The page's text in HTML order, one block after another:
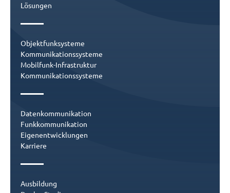
Lösungen
Objektfunksysteme
Kommunikationssysteme
Mobilfunk-Infrastruktur
Kommunikationssysteme
Datenkommunikation
Funkkommunikation
Eigenentwicklungen
Karriere
Ausbildung